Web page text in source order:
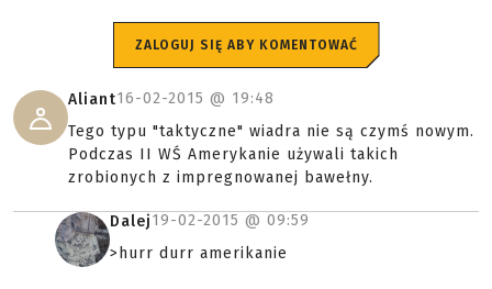
ZALOGUJ SIĘ ABY KOMENTOWAĆ
Aliant16-02-2015 @ 19:48
Tego typu "taktyczne" wiadra nie są czymś nowym.
Podczas II WŚ Amerykanie używali takich
zrobionych z impregnowanej bawełny.
Dalej19-02-2015 @ 09:59
>hurr durr amerikanie